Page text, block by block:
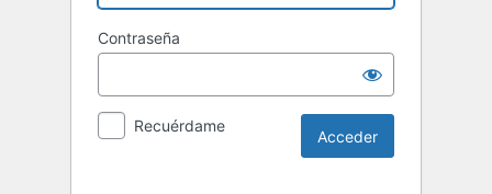
Contraseña
Recuérdame